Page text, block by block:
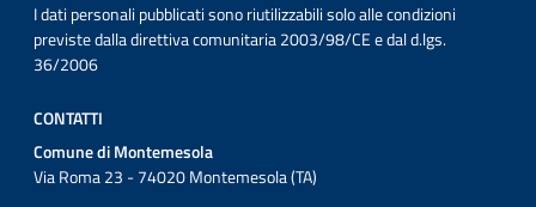
I dati personali pubblicati sono riutilizzabili solo alle condizioni
previste dalla direttiva comunitaria 2003/98/CE e dal d.lgs.
36/2006
CONTATTI
Comune di Montemesola
Via Roma 23 - 74020 Montemesola (TA)